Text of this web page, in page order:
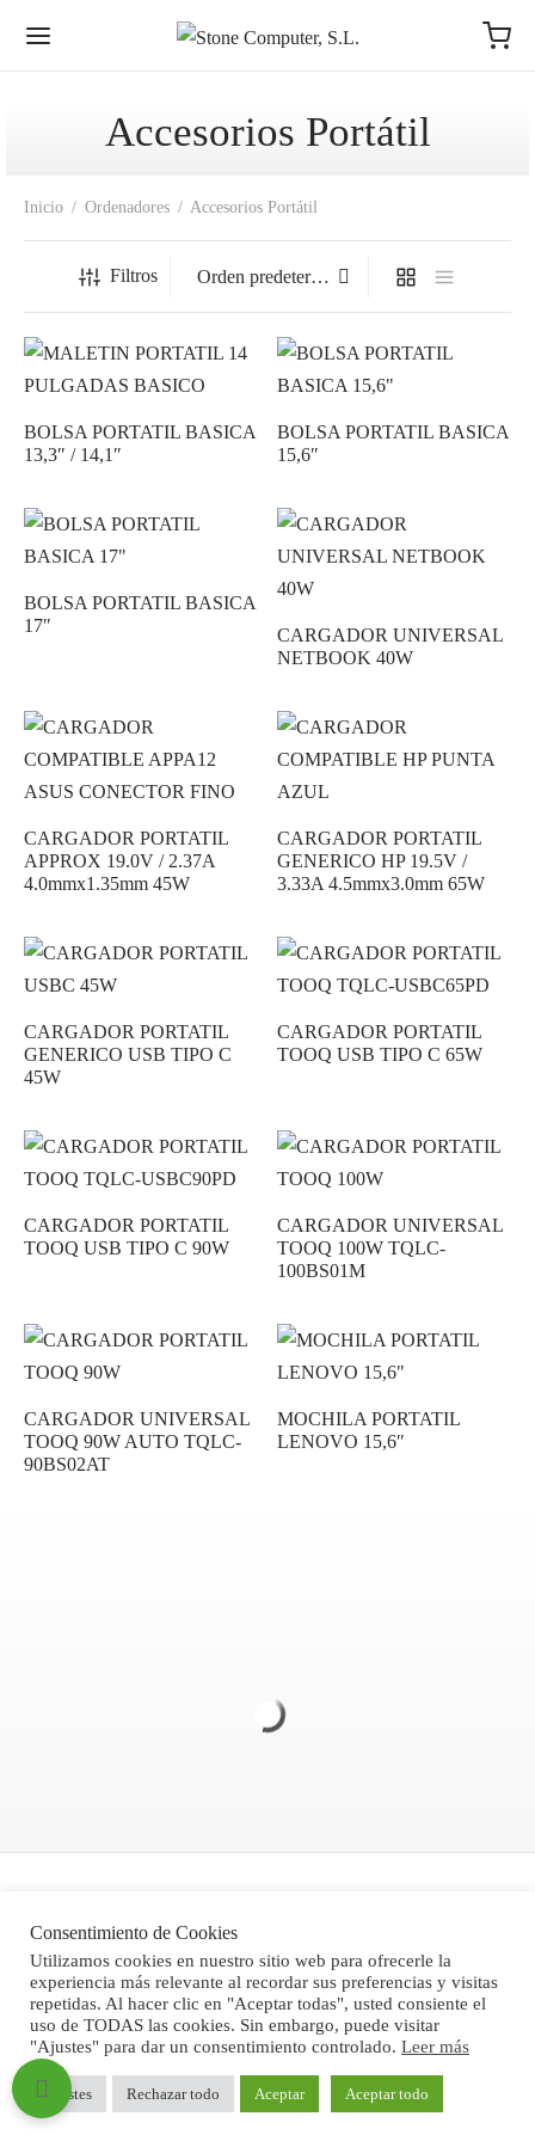
Accesorios Portátil
Inicio / Ordenadores / Accesorios Portátil
Filtros
BOLSA PORTATIL BASICA
13,3″ / 14,1″
BOLSA PORTATIL BASICA
15,6″
BOLSA PORTATIL BASICA
17″
CARGADOR UNIVERSAL
NETBOOK 40W
CARGADOR PORTATIL
APPROX 19.0V / 2.37A
4.0mmx1.35mm 45W
CARGADOR PORTATIL
GENERICO HP 19.5V /
3.33A 4.5mmx3.0mm 65W
CARGADOR PORTATIL
GENERICO USB TIPO C
45W
CARGADOR PORTATIL
TOOQ USB TIPO C 65W
CARGADOR PORTATIL
TOOQ USB TIPO C 90W
CARGADOR UNIVERSAL
TOOQ 100W TQLC-
100BS01M
CARGADOR UNIVERSAL
TOOQ 90W AUTO TQLC-
90BS02AT
MOCHILA PORTATIL
LENOVO 15,6″
Aviso legal
Condiciones Generales de Venta
®Stone Computer, S.L. 2024
Consentimiento de Cookies
Utilizamos cookies en nuestro sitio web para ofrecerle la
experiencia más relevante al recordar sus preferencias y visitas
repetidas. Al hacer clic en "Aceptar todas", usted consiente el
uso de TODAS las cookies. Sin embargo, puede visitar
"Ajustes" para dar un consentimiento controlado. Leer más
Ajustes Rechazar todo Aceptar Aceptar todo